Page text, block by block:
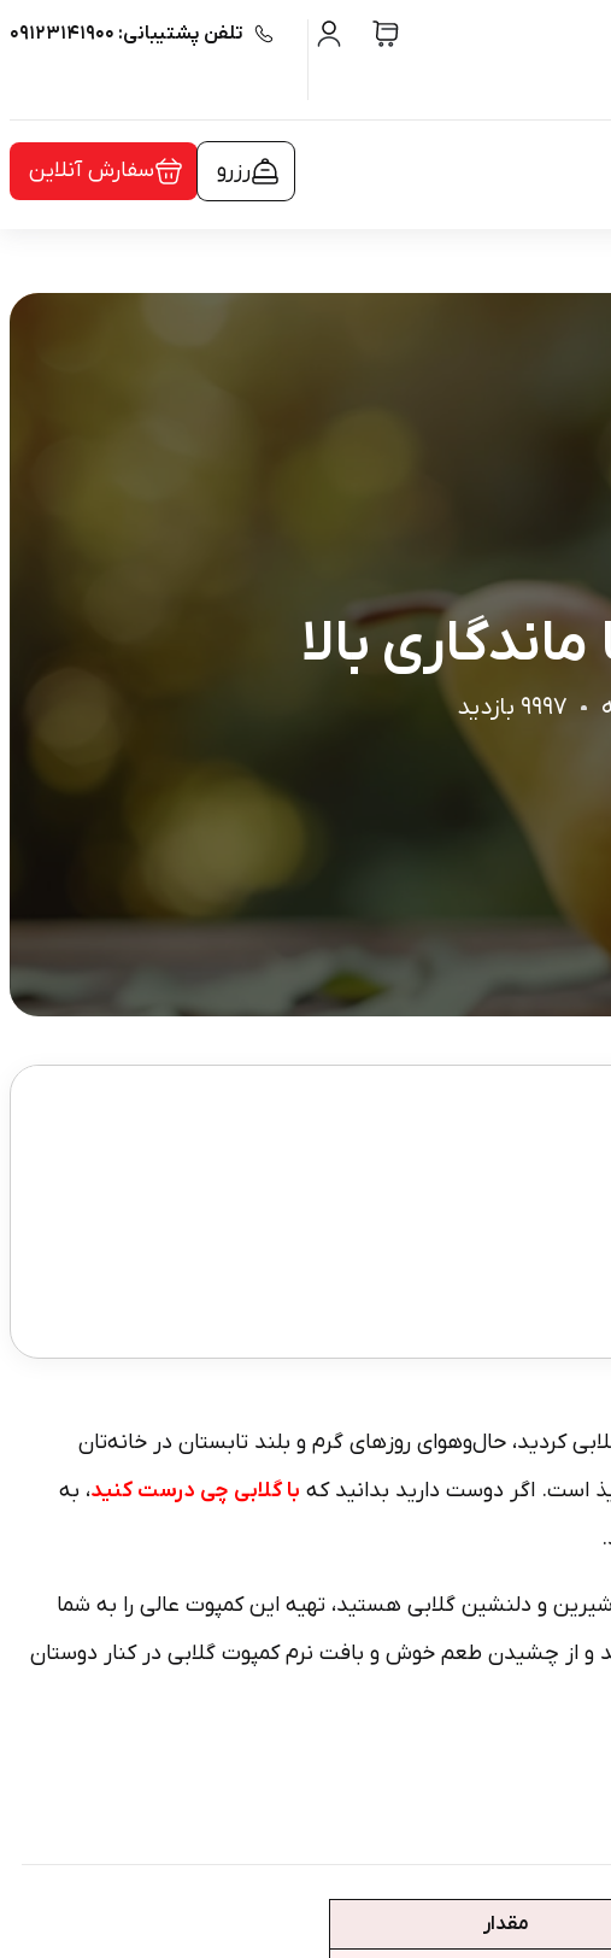
تلفن پشتیبانی: ۰۹۱۲۳۱۴۱۹۰۰
سفارش آنلاین رزرو
بالا
۹۹۹۷ بازدید
کردید، حال‌و‌هوای روزهای گرم و بلند تابستان در خانه‌تان
است. اگر دوست دارید بدانید که با گلابی چی درست کنید، به
و دلنشین گلابی هستید، تهیه این کمپوت عالی را به شما
و از چشیدن طعم خوش و بافت نرم کمپوت گلابی در کنار دوستان
مقدار